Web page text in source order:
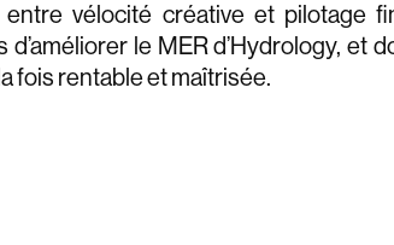
vélocité créative et pilotage
d’améliorer le MER d’Hydrology, et
fois rentable et maîtrisée.